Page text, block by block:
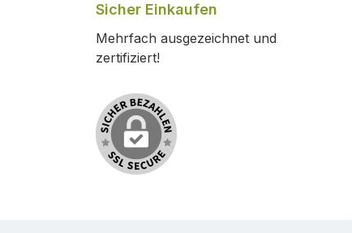
Sicher Einkaufen
Mehrfach ausgezeichnet und
zertifiziert!